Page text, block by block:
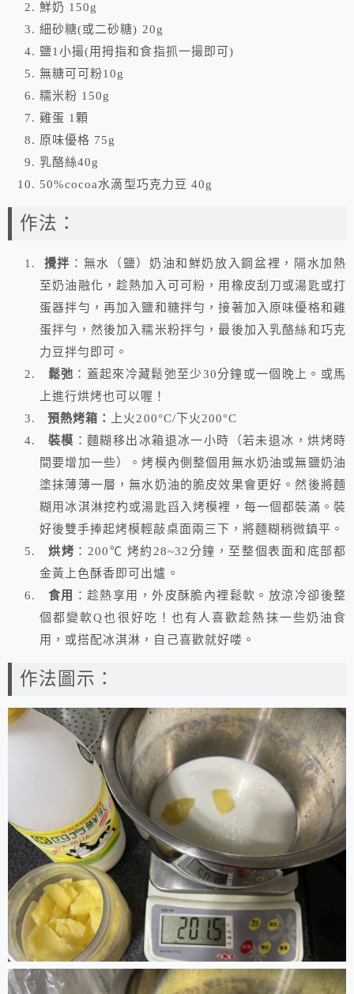
鮮奶 150g
細砂糖(或二砂糖) 20g
鹽1小撮(用拇指和食指抓一撮即可)
無糖可可粉10g
糯米粉 150g
雞蛋 1顆
原味優格 75g
乳酪絲40g
50%cocoa水滴型巧克力豆 40g
作法：
攪拌 ：無水（鹽）奶油和鮮奶放入鋼盆裡，隔水加熱
至奶油融化，趁熱加入可可粉，用橡皮刮刀或湯匙或打
蛋器拌勻，再加入鹽和糖拌勻，接著加入原味優格和雞
蛋拌勻，然後加入糯米粉拌勻，最後加入乳酪絲和巧克
力豆拌勻即可。
鬆弛 ：蓋起來冷藏鬆弛至少30分鐘或一個晚上。或馬
上進行烘烤也可以喔！
預熱烤箱：
上火200°C/下火200°C
裝模 ：麵糊移出冰箱退冰一小時（若未退冰，烘烤時
間要增加一些）。烤模內側整個用無水奶油或無鹽奶油
塗抹薄薄一層，無水奶油的脆皮效果會更好。然後將麵
糊用冰淇淋挖杓或湯匙舀入烤模裡，每一個都裝滿。裝
好後雙手捧起烤模輕敲桌面兩三下，將麵糊稍微鎮平。
烘烤 ：200℃ 烤約28~32分鐘，至整個表面和底部都
金黃上色酥香即可出爐。
食用
：趁熱享用，外皮酥脆內裡鬆軟。放涼冷卻後整
個都變軟Q也很好吃！也有人喜歡趁熱抹一些奶油食
用，或搭配冰淇淋，自己喜歡就好喽。
作法圖示：